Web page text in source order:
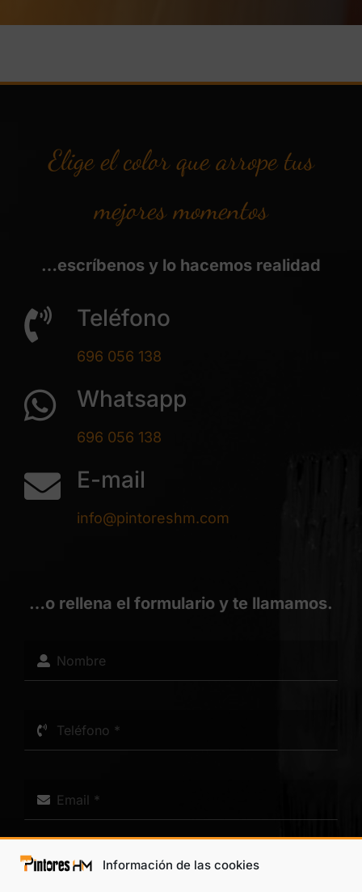
Información de las cookies
Elige el color que arrope tus
mejores momentos
…escríbenos y lo hacemos realidad
Teléfono
696 056 138
Whatsapp
696 056 138
E-mail
info@pintoreshm.com
…o rellena el formulario y te llamamos.